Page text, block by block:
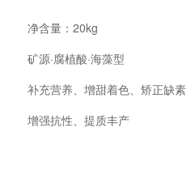
净含量：20kg
矿源·腐植酸·海藻型
补充营养、增甜着色、矫正缺素
增强抗性、提质丰产